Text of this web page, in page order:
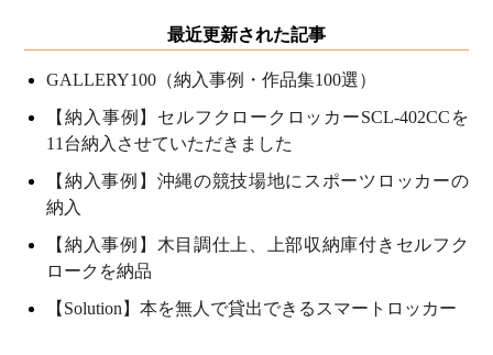
最近更新された記事
GALLERY100（納入事例・作品集100選）
【納入事例】セルフクロークロッカーSCL-402CCを
11台納入させていただきました
【納入事例】沖縄の競技場地にスポーツロッカーの
納入
【納入事例】木目調仕上、上部収納庫付きセルフク
ロークを納品
【Solution】本を無人で貸出できるスマートロッカー